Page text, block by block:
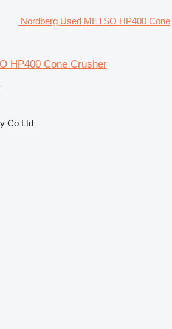
Nordberg Used METSO HP400 Cone
HP400 Cone Crusher
Co Ltd